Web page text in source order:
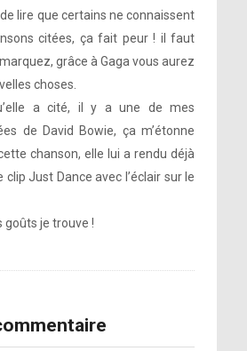
lire que certains ne connaissent
citées, ça fait peur ! il faut
grâce à Gaga vous aurez
choses.
a cité, il y a une de mes
de David Bowie, ça m’étonne
chanson, elle lui a rendu déjà
clip Just Dance avec l’éclair sur le
goûts je trouve !